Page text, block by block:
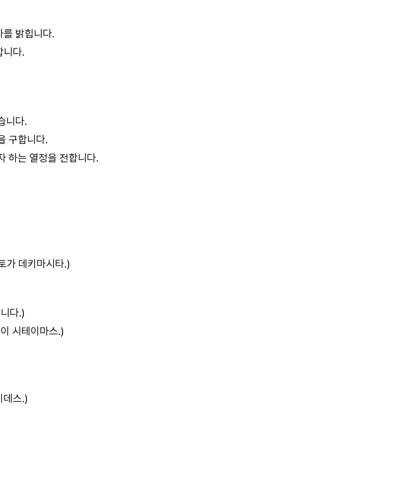
를 밝힙니다.
니다.
니다.
구합니다.
하는 열정을 전합니다.
가 데키마시타.)
다.)
시테이마스.)
데스.)